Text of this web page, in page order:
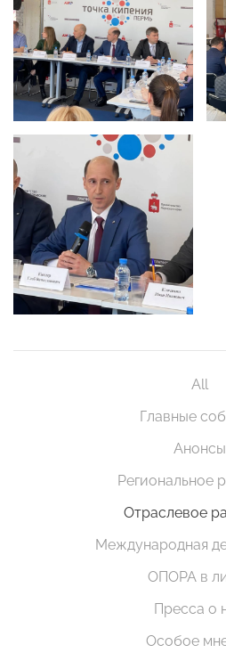
All
Главные
Анонсы
Региональное
Отраслевое
Международная
ОПОРА в
Пресса о
Особое